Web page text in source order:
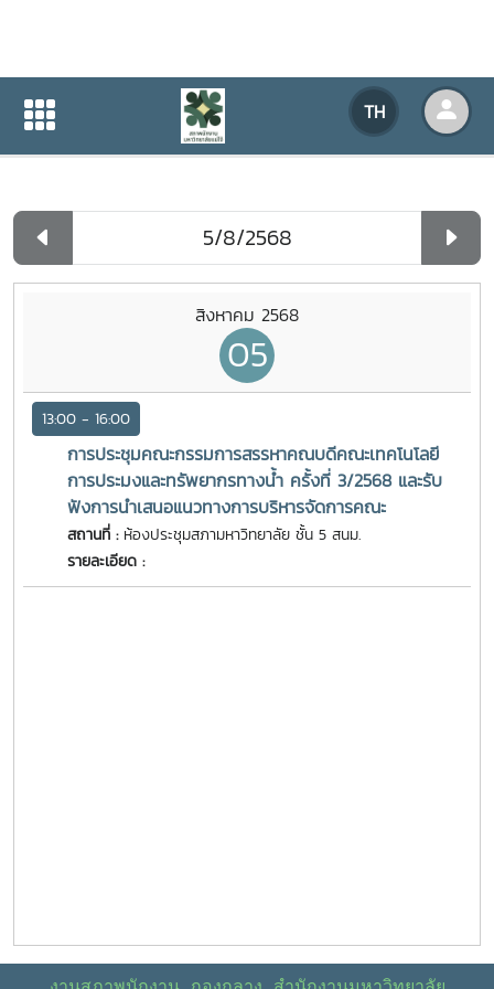
TH
ปฏิทินกิจกรรมของหน่วยงาน
ปฏิทินกิจกรรมของหน่วยงาน
สิงหาคม 2568
05
13:00 - 16:00
การประชุมคณะกรรมการสรรหาคณบดีคณะเทคโนโลยี
การประมงและทรัพยากรทางน้ำ ครั้งที่ 3/2568 และรับ
ฟังการนำเสนอแนวทางการบริหารจัดการคณะ
สถานที่ : ห้องประชุมสภามหาวิทยาลัย ชั้น 5 สนม.
รายละเอียด :